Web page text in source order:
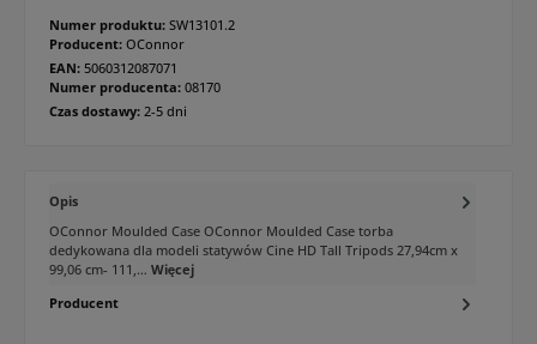
Numer produktu: SW13101.2
Producent: OConnor
EAN: 5060312087071
Numer producenta: 08170
Czas dostawy: 2-5 dni
Opis
OConnor Moulded Case OConnor Moulded Case torba
dedykowana dla modeli statywów Cine HD Tall Tripods 27,94cm x
99,06 cm- 111,… Więcej
Producent